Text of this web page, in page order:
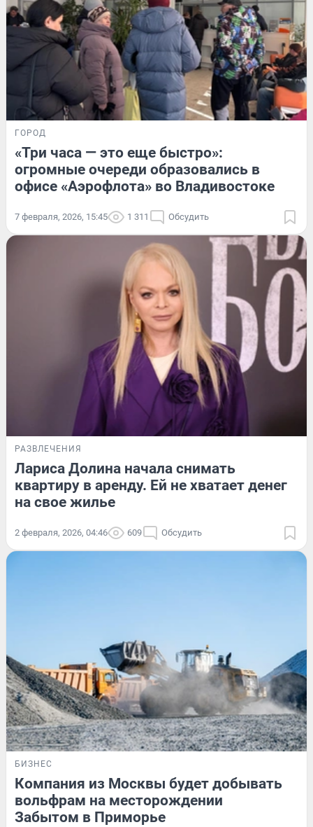
ГОРОД
«Три часа — это еще быстро»:
огромные очереди образовались в
офисе «Аэрофлота» во Владивостоке
7 февраля, 2026, 15:45 1 311 Обсудить
РАЗВЛЕЧЕНИЯ
Лариса Долина начала снимать
квартиру в аренду. Ей не хватает денег
на свое жилье
2 февраля, 2026, 04:46 609 Обсудить
БИЗНЕС
Компания из Москвы будет добывать
вольфрам на месторождении
Забытом в Приморье